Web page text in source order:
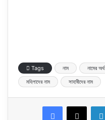
Tags নাম নামের অর্থ
মহিলাদের নাম
সাহাবীদের নাম